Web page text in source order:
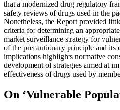
that a modernized drug regulatory
safety reviews of drugs used in the
Nonetheless, the Report provided
criteria for determining an
market surveillance strategy for
of the precautionary principle and its
implications highlights normative
development of strategies aimed at
effectiveness of drugs used by
On ‘Vulnerable